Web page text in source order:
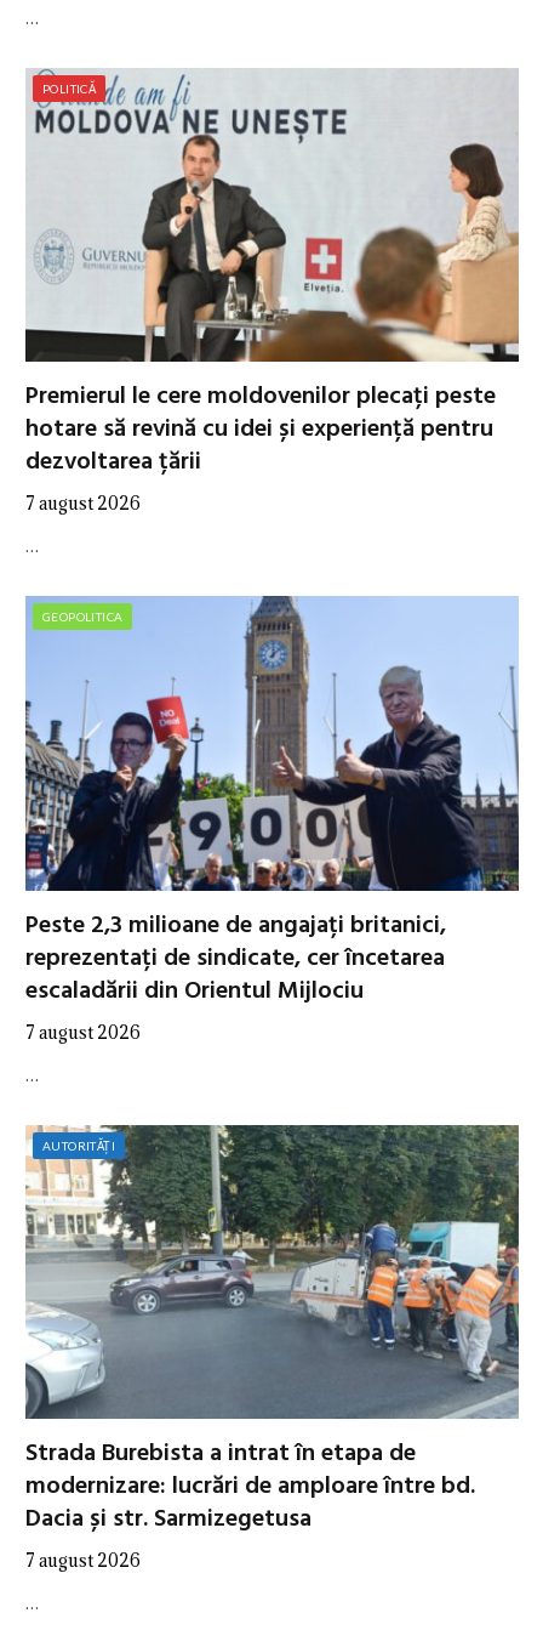
…
POLITICĂ
Premierul le cere moldovenilor plecați peste
hotare să revină cu idei și experiență pentru
dezvoltarea țării
7 august 2026
…
GEOPOLITICA
Peste 2,3 milioane de angajați britanici,
reprezentați de sindicate, cer încetarea
escaladării din Orientul Mijlociu
7 august 2026
…
AUTORITĂȚI
Strada Burebista a intrat în etapa de
modernizare: lucrări de amploare între bd.
Dacia și str. Sarmizegetusa
7 august 2026
…